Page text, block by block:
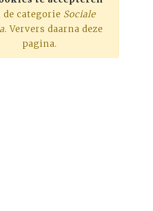
de categorie Sociale
. Ververs daarna deze
pagina.